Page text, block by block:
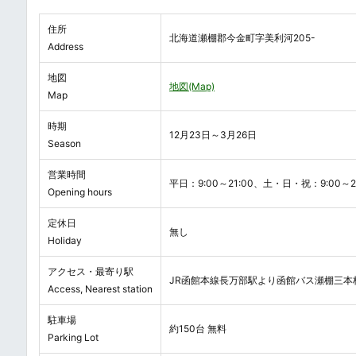
住所
Address
北海道瀬棚郡今金町字美利河205-
地図
Map
地図(Map)
時期
Season
12月23日～3月26日
営業時間
Opening hours
平日：9:00～21:00、土・日・祝：9:00～
定休日
Holiday
無し
アクセス・最寄り駅
Access, Nearest station
JR函館本線長万部駅より函館バス瀬棚三
駐車場
Parking Lot
約150台 無料